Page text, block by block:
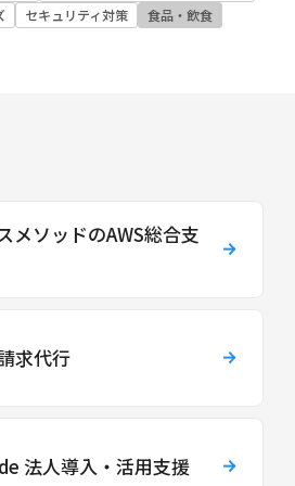
セキュリティ対策 食品・飲食
メソッドのAWS総合支
求代行
法人導入・活用支援